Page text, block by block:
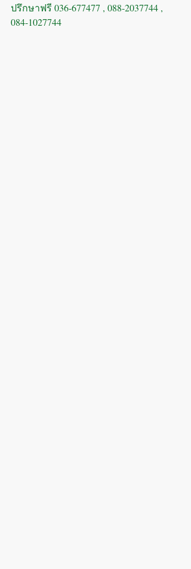
ปรึกษาฟรี 036-677477 , 088-2037744 ,
084-1027744